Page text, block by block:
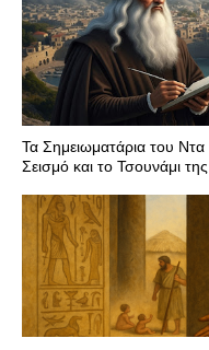
Τα Σημειωματάρια του Ντα
Σεισμό και το Τσουνάμι